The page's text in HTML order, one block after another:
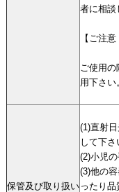
者に相談
【ご注
ご使用
用下さい
保管及び取り扱い
(1)直射
して下さ
(2)小児
(3)他の
ったり